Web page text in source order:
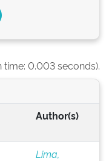
time: 0.003 seconds).
Author(s)
Lima,